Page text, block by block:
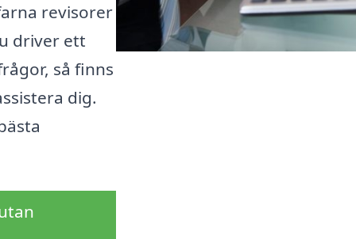
revisorer
driver ett
så finns
dig.